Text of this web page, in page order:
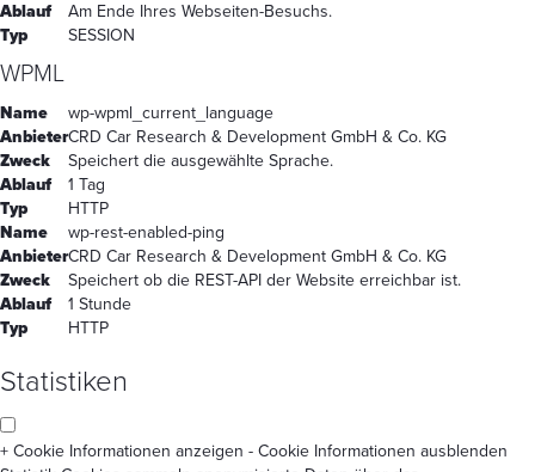
Ablauf
Am Ende Ihres Webseiten-Besuchs.
Typ
SESSION
WPML
Name
wp-wpml_current_language
AnbieterCRD Car Research & Development GmbH & Co. KG
Zweck
Speichert die ausgewählte Sprache.
Ablauf
1 Tag
Typ
HTTP
Name
wp-rest-enabled-ping
AnbieterCRD Car Research & Development GmbH & Co. KG
Zweck
Speichert ob die REST-API der Website erreichbar ist.
Ablauf
1 Stunde
Typ
HTTP
Statistiken
+ Cookie Informationen anzeigen - Cookie Informationen ausblenden